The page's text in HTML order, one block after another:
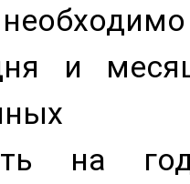
и
на